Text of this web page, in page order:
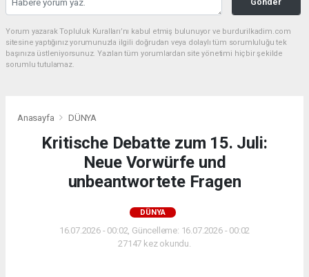
Yorum yazarak Topluluk Kuralları’nı kabul etmiş bulunuyor ve burdurilkadim.com
sitesine yaptığınız yorumunuzla ilgili doğrudan veya dolaylı tüm sorumluluğu tek
başınıza üstleniyorsunuz. Yazılan tüm yorumlardan site yönetimi hiçbir şekilde
sorumlu tutulamaz.
Anasayfa DÜNYA
Kritische Debatte zum 15. Juli:
Neue Vorwürfe und
unbeantwortete Fragen
DÜNYA
16.07.2026 - 00:02, Güncelleme: 16.07.2026 - 00:02
27147 kez okundu.